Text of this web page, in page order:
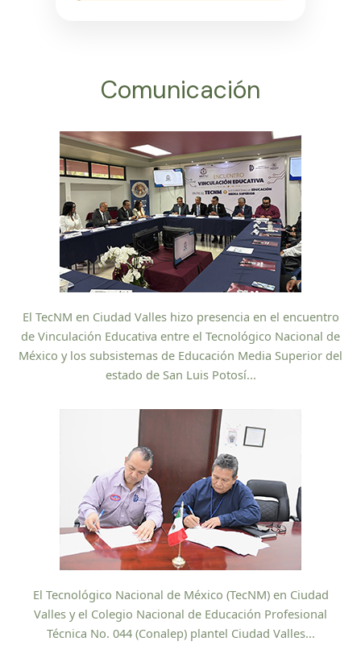
Comunicación
El TecNM en Ciudad Valles hizo presencia en el encuentro
de Vinculación Educativa entre el Tecnológico Nacional de
México y los subsistemas de Educación Media Superior del
estado de San Luis Potosí...
El Tecnológico Nacional de México (TecNM) en Ciudad
Valles y el Colegio Nacional de Educación Profesional
Técnica No. 044 (Conalep) plantel Ciudad Valles...